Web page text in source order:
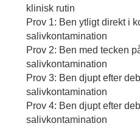
klinisk rutin
Prov 1: Ben ytligt direkt i
salivkontamination
Prov 2: Ben med tecken
salivkontamination
Prov 3: Ben djupt efter
salivkontamination
Prov 4: Ben djupt efter
salivkontamination